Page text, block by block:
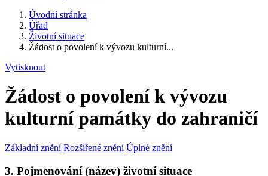
Úvodní stránka
Úřad
Životní situace
Žádost o povolení k vývozu kulturní...
Vytisknout
Žádost o povolení k vývozu
kulturní památky do zahraničí
Základní znění Rozšířené znění Úplné znění
3. Pojmenování (název) životní situace